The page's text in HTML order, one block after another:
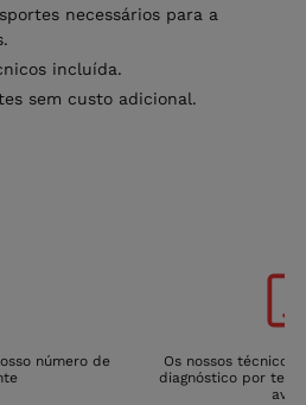
necessários para a
incluída.
sem custo adicional.
número de
Os nossos técnicos
diagnóstico por